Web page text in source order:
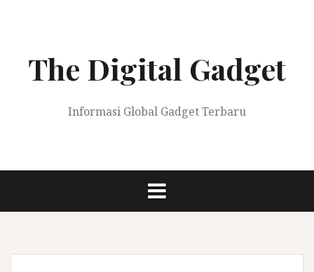
The Digital Gadget
Informasi Global Gadget Terbaru